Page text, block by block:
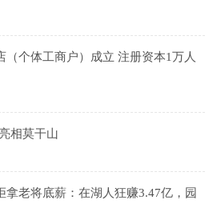
个体工商户）成立 注册资本1万人
相莫干山
老将底薪：在湖人狂赚3.47亿，园